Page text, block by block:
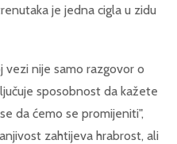
je jedna cigla u zidu
vezi nije samo razgovor o
sposobnost da kažete
da ćemo se promijeniti",
zahtijeva hrabrost, ali